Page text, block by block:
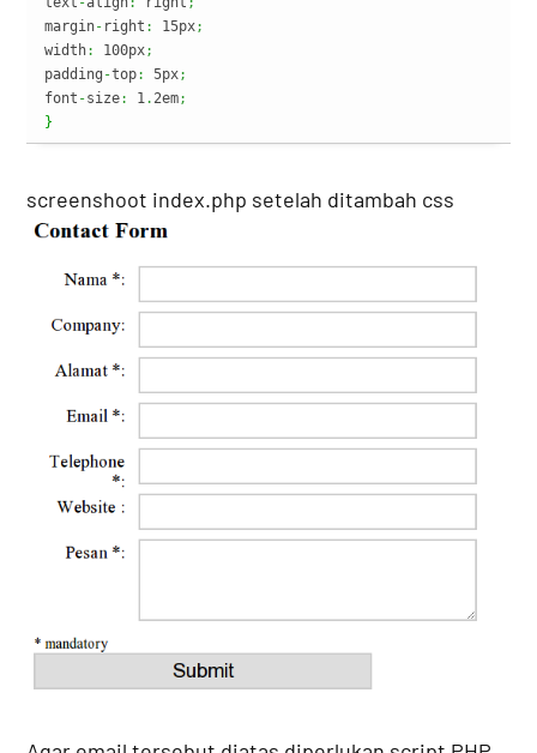
margin- right : 15px;
width: 100px;
padding -top: 5px;
font -size: 1. 2em;
}
screenshoot index.php setelah ditambah css